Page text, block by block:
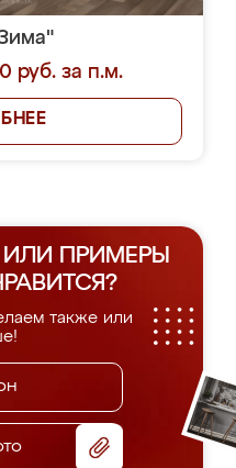
руб. за п.м.
ИЛИ ПРИМЕРЫ
также или